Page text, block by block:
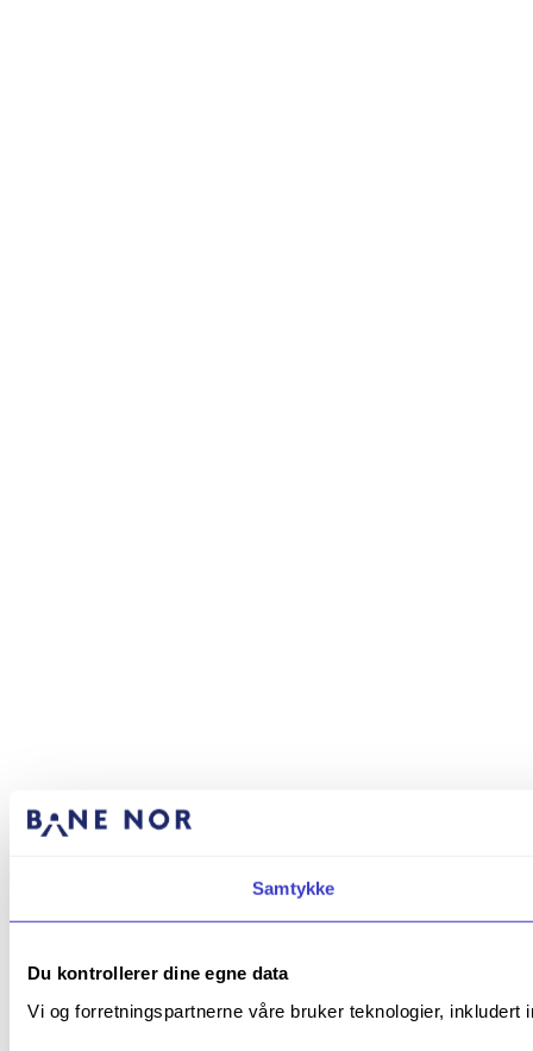
Samtykke
Du kontrollerer dine egne data
Vi og forretningspartnerne våre bruker teknologier,